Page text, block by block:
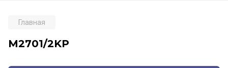
Главная
M2701/2KP